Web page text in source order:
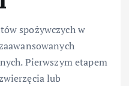
spożywczych w
Pierwszym etapem
lub